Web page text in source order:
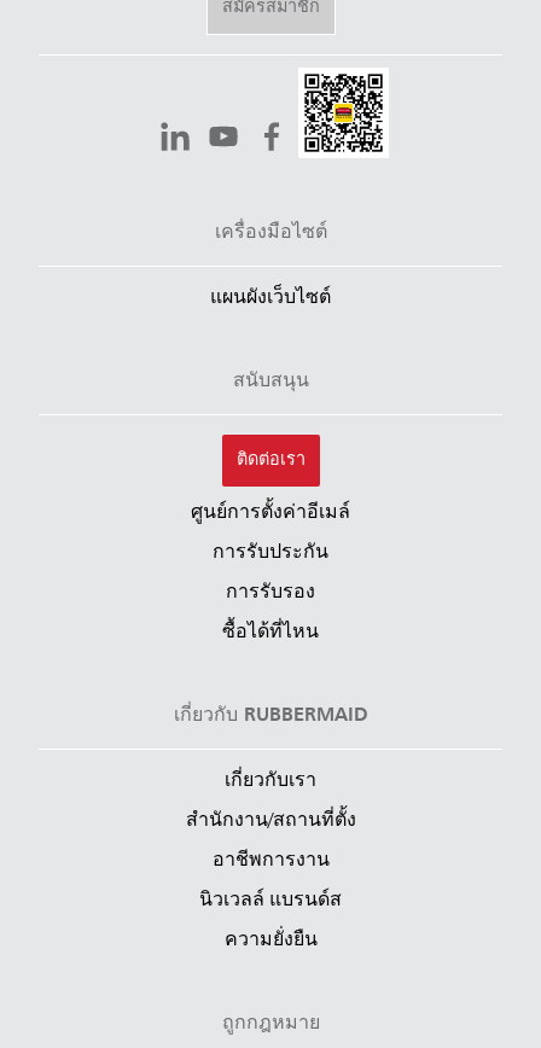
สมัครสมาชิก
เครื่องมือไซต์
แผนผังเว็บไซต์
สนับสนุน
ติดต่อเรา
ศูนย์การตั้งค่าอีเมล์
การรับประกัน
การรับรอง
ซื้อได้ที่ไหน
เกี่ยวกับ RUBBERMAID
เกี่ยวกับเรา
สำนักงาน/สถานที่ตั้ง
อาชีพการงาน
นิวเวลล์ แบรนด์ส
ความยั่งยืน
ถูกกฎหมาย